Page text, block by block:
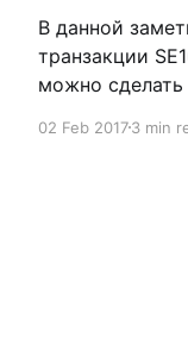
В данной
транзакции
можно сделать
котороый я сам
02 Feb 20173 min